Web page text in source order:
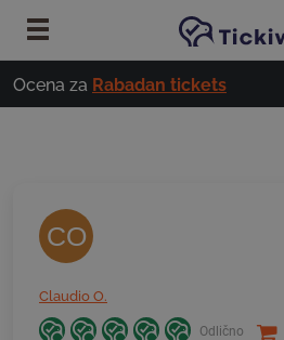
Preskoči na glavno vsebino
Ocena za Rabadan tickets
CO
Claudio O.
Odlično